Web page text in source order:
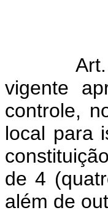
vigente
controle,
local para
de 4
além de